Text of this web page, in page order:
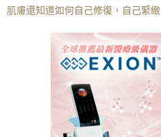
肌膚還知道如何自己修復，自己緊